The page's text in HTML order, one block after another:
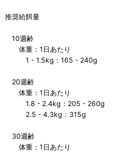
推奨給餌量
10週齢
体重：1日あたり
1 - 1.5kg：165 - 240g
20週齢
体重：1日あたり
1.8 - 2.4kg：205 - 260g
2.5 - 4.3kg：315g
30週齢
体重：1日あたり